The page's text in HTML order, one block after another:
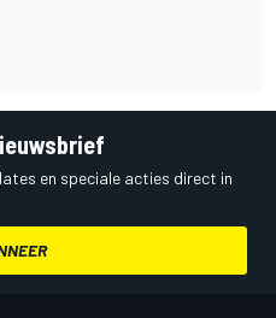
en speciale acties direct in